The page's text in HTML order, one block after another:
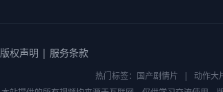
版权声明 | 服务条款
热门标签： 国产剧情片 | 动作大